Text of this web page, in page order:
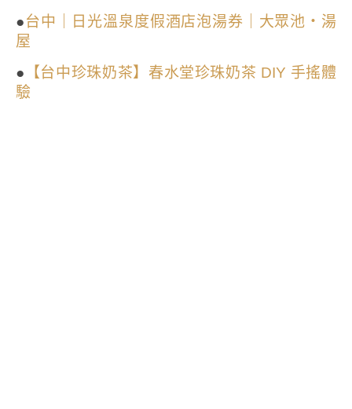
●台中｜日光溫泉度假酒店泡湯券｜大眾池・湯
屋
● 【台中珍珠奶茶】春水堂珍珠奶茶 DIY 手搖體
驗